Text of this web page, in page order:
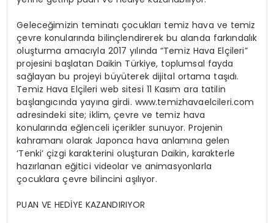
Geleceğimizin teminatı çocukları temiz hava ve temiz
çevre konularında bilinçlendirerek bu alanda farkındalık
oluşturma amacıyla 2017 yılında “Temiz Hava Elçileri”
projesini başlatan Daikin Türkiye, toplumsal fayda
sağlayan bu projeyi büyüterek dijital ortama taşıdı.
Temiz Hava Elçileri web sitesi 11 Kasım ara tatilin
başlangıcında yayına girdi. www.temizhavaelcileri.com
adresindeki site; iklim, çevre ve temiz hava
konularında eğlenceli içerikler sunuyor. Projenin
kahramanı olarak Japonca hava anlamına gelen
‘Tenki’ çizgi karakterini oluşturan Daikin, karakterle
hazırlanan eğitici videolar ve animasyonlarla
çocuklara çevre bilincini aşılıyor.
PUAN VE HEDİYE KAZANDIRIYOR